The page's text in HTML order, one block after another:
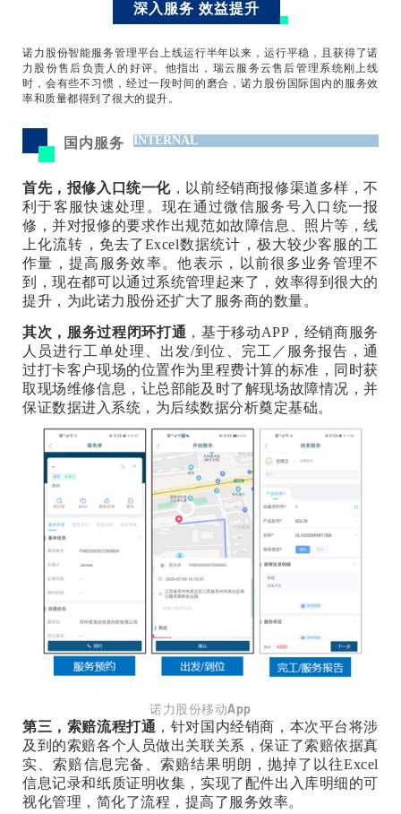
深入服务 效益提升
诺力股份智能服务管理平台上线运行半年以来，运行平稳，且获得了诺
力股份售后负责人的好评。他指出，瑞云服务云售后管理系统刚上线
时，会有些不习惯，经过一段时间的磨合，诺力股份国际国内的服务效
率和质量都得到了很大的提升。
国内服务 INTERNAL
首先，报修入口统一化，以前经销商报修渠道多样，不
利于客服快速处理。现在通过微信服务号入口统一报
修，并对报修的要求作出规范如故障信息、照片等，线
上化流转，免去了Excel数据统计，极大较少客服的工
作量，提高服务效率。他表示，以前很多业务管理不
到，现在都可以通过系统管理起来了，效率得到很大的
提升，为此诺力股份还扩大了服务商的数量。
其次，服务过程闭环打通 ，基于移动APP，经销商服务
人员进行工单处理、出发/到位、完工／服务报告，通
过打卡客户现场的位置作为里程费计算的标准，同时获
取现场维修信息，让总部能及时了解现场故障情况，并
保证数据进入系统，为后续数据分析奠定基础。
诺力股份移动App
第三，索赔流程打通 ，针对国内经销商，本次平台将涉
及到的索赔各个人员做出关联关系，保证了索赔依据真
实、索赔信息完备、索赔结果明朗，抛掉了以往Excel
信息记录和纸质证明收集，实现了配件出入库明细的可
视化管理，简化了流程，提高了服务效率。